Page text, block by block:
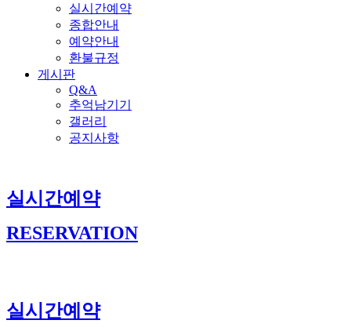
실시간예약
종합안내
예약안내
환불규정
게시판
Q&A
추억남기기
갤러리
공지사항
실시간예약
RESERVATION
실시간예약